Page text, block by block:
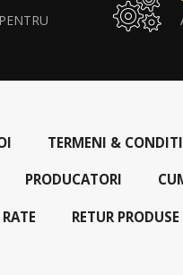
TERMENI &
PRODUCATORI
RETUR PRODUSE